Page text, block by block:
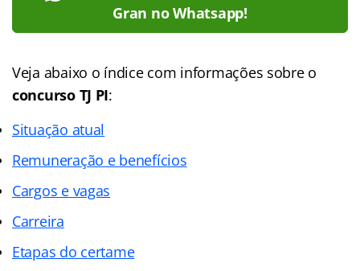
Gran no Whatsapp!
Veja abaixo o índicecom informações sobre o
concurso TJ PI:
Situação atual
Remuneração e benefícios
Cargos e vagas
Carreira
Etapas do certame